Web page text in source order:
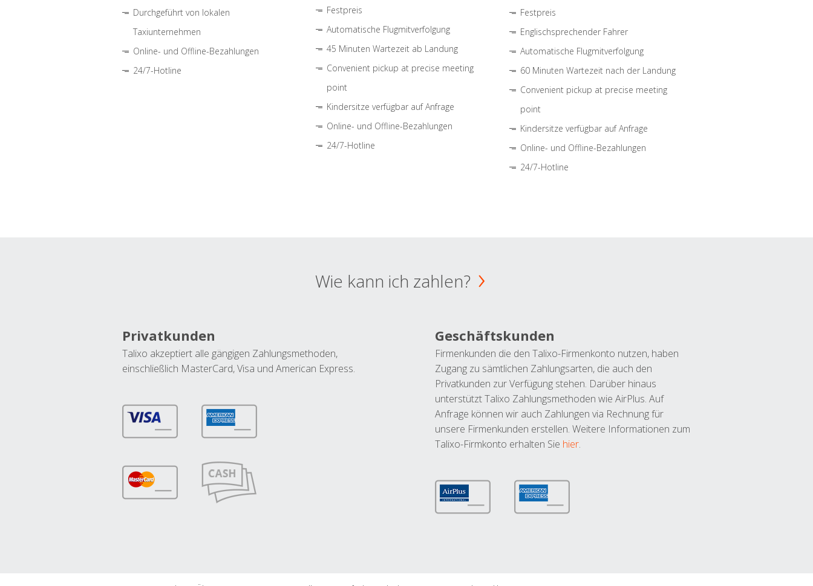
Durchgeführt von lokalen
Taxiunternehmen
Online- und Offline-Bezahlungen
24/7-Hotline
Festpreis
Automatische Flugmitverfolgung
45 Minuten Wartezeit ab Landung
Convenient pickup at precise meeting
point
Kindersitze verfügbar auf Anfrage
Online- und Offline-Bezahlungen
24/7-Hotline
Festpreis
Englischsprechender Fahrer
Automatische Flugmitverfolgung
60 Minuten Wartezeit nach der Landung
Convenient pickup at precise meeting
point
Kindersitze verfügbar auf Anfrage
Online- und Offline-Bezahlungen
24/7-Hotline
Wie kann ich zahlen?
Privatkunden
Talixo akzeptiert alle gängigen Zahlungsmethoden,
einschließlich MasterCard, Visa und American Express.
Geschäftskunden
Firmenkunden die den Talixo-Firmenkonto nutzen, haben
Zugang zu sämtlichen Zahlungsarten, die auch den
Privatkunden zur Verfügung stehen. Darüber hinaus
unterstützt Talixo Zahlungsmethoden wie AirPlus. Auf
Anfrage können wir auch Zahlungen via Rechnung für
unsere Firmenkunden erstellen. Weitere Informationen zum
Talixo-Firmkonto erhalten Sie hier.